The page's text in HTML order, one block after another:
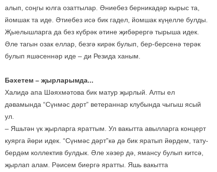
алып, соңгы юлга озаттылар. Әниебез берникадәр кырыс та,
йомшак та иде. Әтиебез исә бик гадел, йомшак күңелле булды.
Җыелышларга да без күбрәк әтине җибәрергә тырыша идек.
Әле тагын озак еллар, безгә кирәк булып, бер-берсенә терәк
булып яшәсеннәр иде – ди Резида ханым.
Бәхетем – җырларымда...
Халидә апа Шәяхмәтова бик матур җырлый. Алты ел
дәвамында “Сүнмәс дәрт” ветераннар клубында чыгыш ясый
ул.
– Яшьтән үк җырларга яраттым. Ул вакытта авылларга концерт
куярга йөри идек. “Сүнмәс дәрт”кә дә бик яратып йөрдем, тату-
бердәм коллектив булдык. Әле хәзер дә, ямансу булып китсә,
җырлап алам. Рәисем биергә яратты. Яшь вакытта